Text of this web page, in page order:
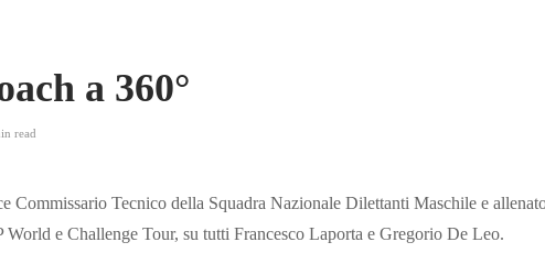
a 360°
read
Commissario Tecnico della Squadra Nazionale Dilettanti Maschile e
World e Challenge Tour, su tutti Francesco Laporta e Gregorio De Leo.